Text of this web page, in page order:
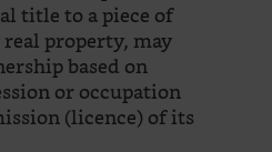
title to a piece of
property, may
based on
or occupation
(licence) of its